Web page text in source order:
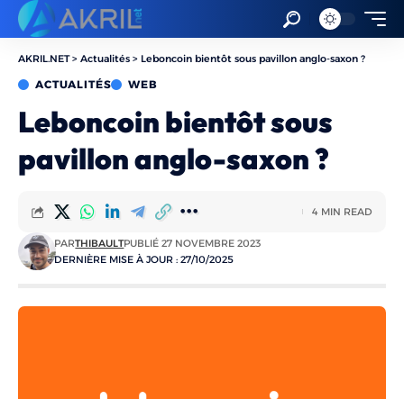
AKRIL.NET> Actualités > Leboncoin bientôt sous pavillon anglo-saxon ?
ACTUALITÉS WEB
Leboncoin bientôt sous
pavillon anglo-saxon ?
DERNIÈRE MISE À JOUR : 27/10/2025
PARTHIBAULTPUBLIÉ 27 NOVEMBRE 2023
4 MIN READ